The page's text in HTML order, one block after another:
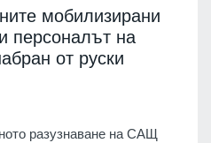
мобилизирани
персоналът на
от руски
разузнаване на САЩ